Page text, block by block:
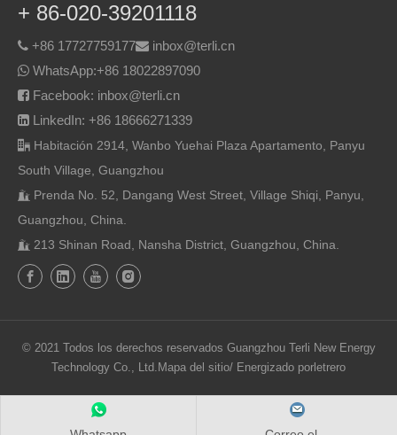
+ 86-020-39201118
 +86 17727759177 inbox@terli.cn
 WhatsApp:+86 18022897090
 Facebook: inbox@terli.cn
 LinkedIn: +86 18666271339
 Habitación 2914, Wanbo Yuehai Plaza Apartamento, Panyu
South Village, Guangzhou
 Prenda No. 52, Dangang West Street, Village Shiqi, Panyu,
Guangzhou, China.
 213 Shinan Road, Nansha District, Guangzhou, China.
© 2021 Todos los derechos reservados Guangzhou Terli New Energy
Technology Co., Ltd. Mapa del sitio/ Energizado por letrero